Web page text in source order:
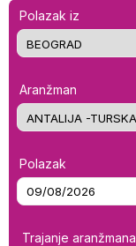
Polazak iz
Aranžman
Polazak
Trajanje aranžmana